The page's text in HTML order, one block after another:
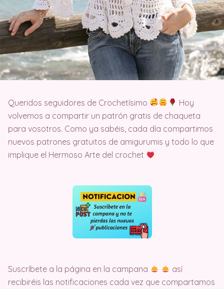
Queridos seguidores de Crochetísimo
Hoy
volvemos a compartir un patrón gratis de chaqueta
para vosotros. Como ya sabéis, cada día compartimos
nuevos patrones gratuitos de amigurumis y todo lo que
implique el Hermoso Arte del crochet
Suscríbete a la página en la campana
así
recibiréis las notificaciones cada vez que compartamos